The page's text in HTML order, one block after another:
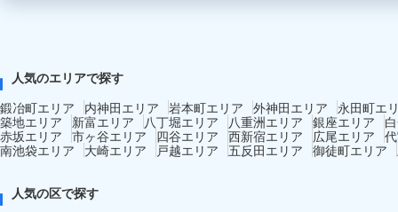
人気のエリアで探す
鍛冶町エリア
内神田エリア 岩本町エリア 外神田エリア
永田町エ
築地エリア
新富エリア 八丁堀エリア 八重洲エリア 銀座エリア
赤坂エリア 市ヶ谷エリア 四谷エリア 西新宿エリア 広尾エリア
南池袋エリア
大崎エリア 戸越エリア 五反田エリア 御徒町エリア
人気の区で探す